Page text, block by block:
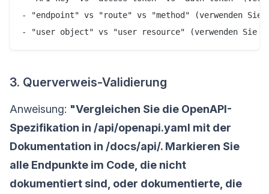
- "endpoint" vs "route" vs "method" (verwenden Sie
3. Querverweis-Validierung
Anweisung: "Vergleichen Sie die OpenAPI-
Spezifikation in /api/openapi.yaml mit der
Dokumentation in /docs/api/. Markieren Sie
alle Endpunkte im Code, die nicht
dokumentiert sind, oder dokumentierte, die